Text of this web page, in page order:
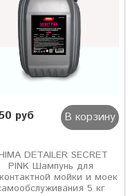
руб В корзину
DETAILER SECRET
PINK Шампунь для
мойки и моек
5 кг